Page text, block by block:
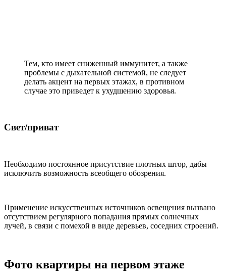
Тем, кто имеет сниженный иммунитет, а также
проблемы с дыхательной системой, не следует
делать акцент на первых этажах, в противном
случае это приведет к ухудшению здоровья.
Свет/приват
Необходимо постоянное присутствие плотных штор, дабы
исключить возможность всеобщего обозрения.
Применение искусственных источников освещения вызвано
отсутствием регулярного попадания прямых солнечных
лучей, в связи с помехой в виде деревьев, соседних строений.
Фото квартиры на первом этаже